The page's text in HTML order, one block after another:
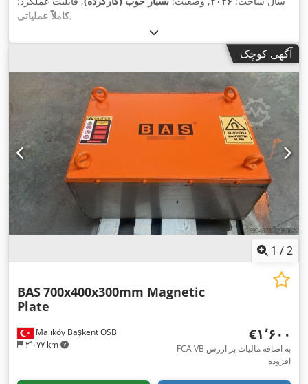
کاملاً عملیاتی,
آگهی کوچک
1 /2
Malıköy Başkent OSB
۲٬۰۷۷ km
BAS700x400x300mm Magnetic
Plate
‎€۱٬۶۰۰
FCA VB به اضافه مالیات بر ارزش
افزوده